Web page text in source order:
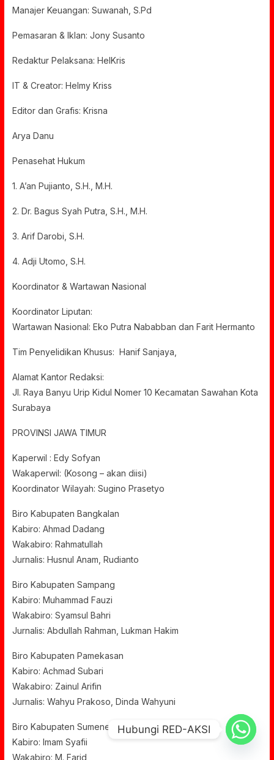
Manajer Keuangan: Suwanah, S.Pd
Pemasaran & Iklan: Jony Susanto
Redaktur Pelaksana: HelKris
IT & Creator: Helmy Kriss
Editor dan Grafis: Krisna
Arya Danu
Penasehat Hukum
1. A’an Pujianto, S.H., M.H.
2. Dr. Bagus Syah Putra, S.H., M.H.
3. Arif Darobi, S.H.
4. Adji Utomo, S.H.
Koordinator & Wartawan Nasional
Koordinator Liputan:
Wartawan Nasional: Eko Putra Nababban dan Farit Hermanto
Tim Penyelidikan Khusus: Hanif Sanjaya,
Alamat Kantor Redaksi:
Jl. Raya Banyu Urip Kidul Nomer 10 Kecamatan Sawahan Kota
Surabaya
PROVINSI JAWA TIMUR
Kaperwil : Edy Sofyan
Wakaperwil: (Kosong – akan diisi)
Koordinator Wilayah: Sugino Prasetyo
Biro Kabupaten Bangkalan
Kabiro: Ahmad Dadang
Wakabiro: Rahmatullah
Jurnalis: Husnul Anam, Rudianto
Biro Kabupaten Sampang
Kabiro: Muhammad Fauzi
Wakabiro: Syamsul Bahri
Jurnalis: Abdullah Rahman, Lukman Hakim
Biro Kabupaten Pamekasan
Kabiro: Achmad Subari
Wakabiro: Zainul Arifin
Jurnalis: Wahyu Prakoso, Dinda Wahyuni
Biro Kabupaten Sumenep
Kabiro: Imam Syafii
Wakabiro: M. Farid
Hubungi RED-AKSI